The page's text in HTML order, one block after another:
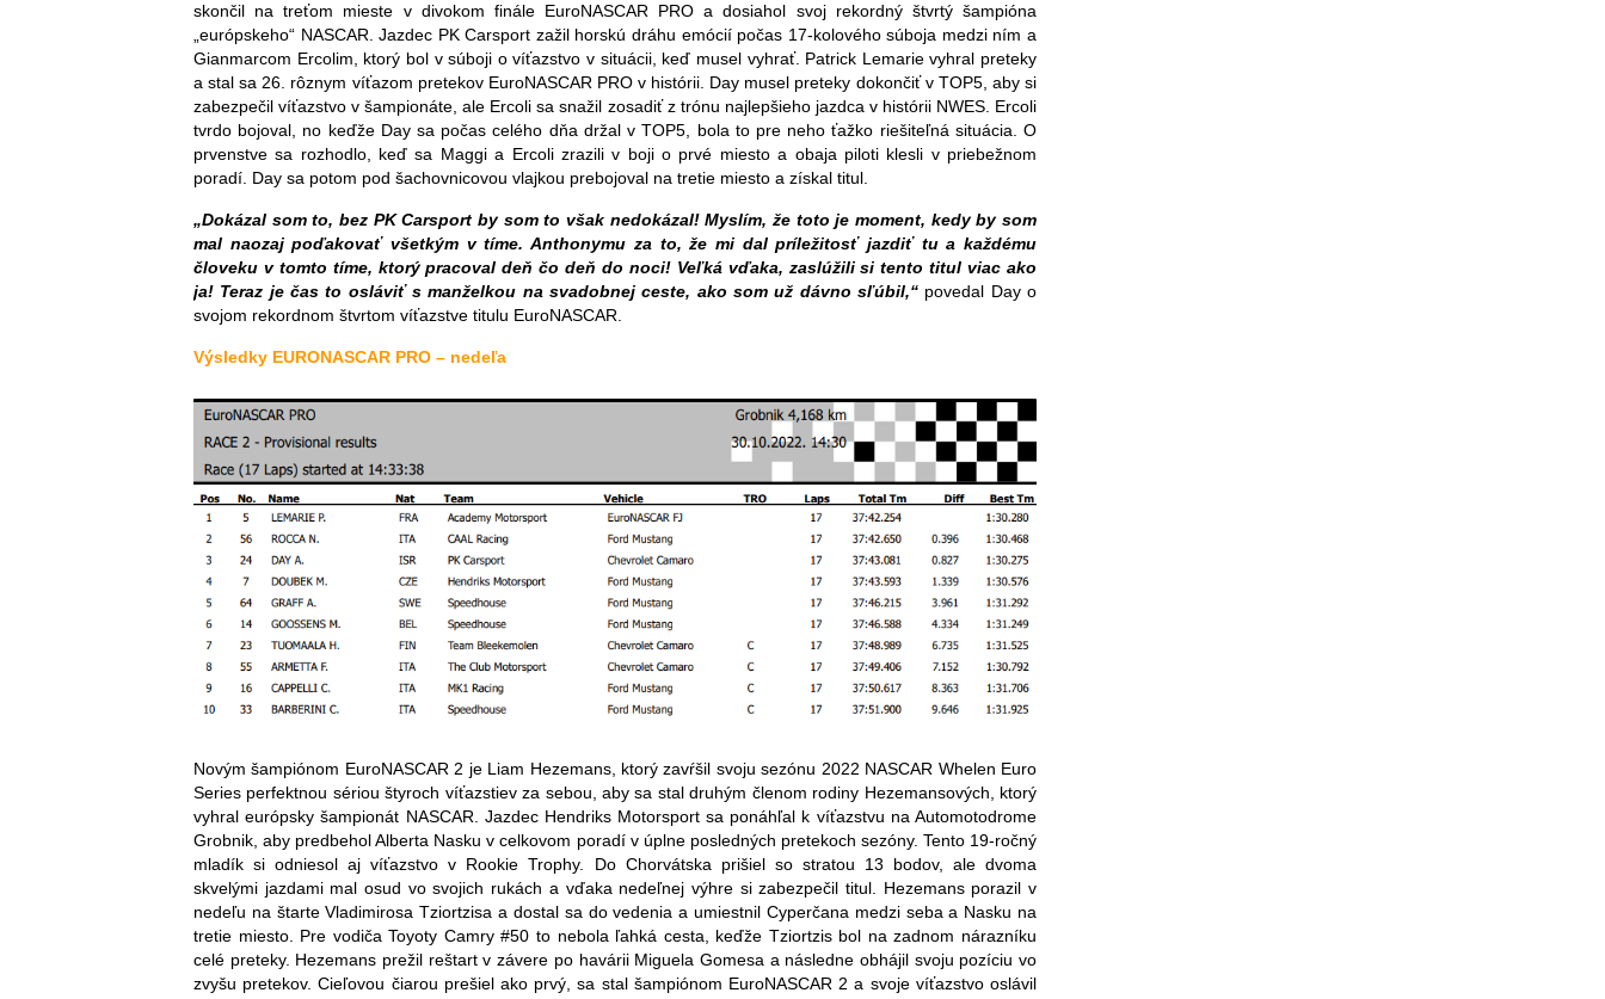
skončil na treťom mieste v divokom finále EuroNASCAR PRO a dosiahol svoj rekordný štvrtý šampióna
„európskeho“ NASCAR. Jazdec PK Carsport zažil horskú dráhu emócií počas 17-kolového súboja medzi ním a
Gianmarcom Ercolim, ktorý bol v súboji o víťazstvo v situácii, keď musel vyhrať. Patrick Lemarie vyhral preteky
a stal sa 26. rôznym víťazom pretekov EuroNASCAR PRO v histórii. Day musel preteky dokončiť v TOP5, aby si
zabezpečil víťazstvo v šampionáte, ale Ercoli sa snažil zosadiť z trónu najlepšieho jazdca v histórii NWES. Ercoli
tvrdo bojoval, no keďže Day sa počas celého dňa držal v TOP5, bola to pre neho ťažko riešiteľná situácia. O
prvenstve sa rozhodlo, keď sa Maggi a Ercoli zrazili v boji o prvé miesto a obaja piloti klesli v priebežnom
poradí. Day sa potom pod šachovnicovou vlajkou prebojoval na tretie miesto a získal titul.
„Dokázal som to, bez PK Carsport by som to však nedokázal! Myslím, že toto je moment, kedy by som
mal naozaj poďakovať všetkým v tíme. Anthonymu za to, že mi dal príležitosť jazdiť tu a každému
človeku v tomto tíme, ktorý pracoval deň čo deň do noci! Veľká vďaka, zaslúžili si tento titul viac ako
ja! Teraz je čas to osláviť s manželkou na svadobnej ceste, ako som už dávno sľúbil,“ povedal Day o
svojom rekordnom štvrtom víťazstve titulu EuroNASCAR.
Výsledky EURONASCAR PRO – nedeľa
Novým šampiónom EuroNASCAR 2 je Liam Hezemans, ktorý zavŕšil svoju sezónu 2022 NASCAR Whelen Euro
Series perfektnou sériou štyroch víťazstiev za sebou, aby sa stal druhým členom rodiny Hezemansových, ktorý
vyhral európsky šampionát NASCAR. Jazdec Hendriks Motorsport sa ponáhľal k víťazstvu na Automotodrome
Grobnik, aby predbehol Alberta Nasku v celkovom poradí v úplne posledných pretekoch sezóny. Tento 19-ročný
mladík si odniesol aj víťazstvo v Rookie Trophy. Do Chorvátska prišiel so stratou 13 bodov, ale dvoma
skvelými jazdami mal osud vo svojich rukách a vďaka nedeľnej výhre si zabezpečil titul. Hezemans porazil v
nedeľu na štarte Vladimirosa Tziortzisa a dostal sa do vedenia a umiestnil Cyperčana medzi seba a Nasku na
tretie miesto. Pre vodiča Toyoty Camry #50 to nebola ľahká cesta, keďže Tziortzis bol na zadnom nárazníku
celé preteky. Hezemans prežil reštart v závere po havárii Miguela Gomesa a následne obhájil svoju pozíciu vo
zvyšu pretekov. Cieľovou čiarou prešiel ako prvý, sa stal šampiónom EuroNASCAR 2 a svoje víťazstvo oslávil